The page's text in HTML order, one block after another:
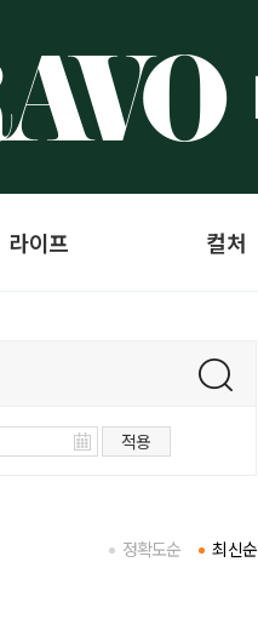
라이프 컬처
적용
최신순
정확도순